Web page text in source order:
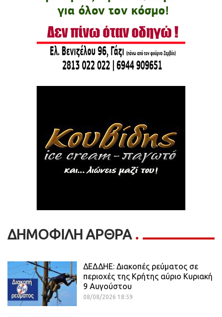
ΔΗΜΟΦΙΛΗ ΑΡΘΡΑ
ΔΕΔΔΗΕ: Διακοπές ρεύματος σε
περιοχές της Κρήτης αύριο Κυριακή
9 Αυγούστου
08/08/2026 18:59